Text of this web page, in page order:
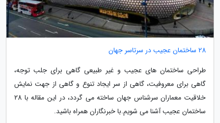
28 ساختمان عجیب در سرتاسر جهان
طراحی ساختمان های عجیب و غیر طبیعی گاهی برای جلب توجه،
گاهی برای معروفیت، گاهی از سر ایجاد تنوع و گاهی از جهت نمایش
خلاقیت معماران سرشناس جهان ساخته می گردد، در این مقاله با 28
ساختمان عجیب آشنا می شویم.با خبرنگاران همراه باشید.